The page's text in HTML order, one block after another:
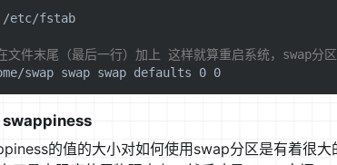
etc/fstab
文件末尾（最后一行）加上 这样就算重启系统，swap分区
swappiness
的值的大小对如何使用swap分区是有着很